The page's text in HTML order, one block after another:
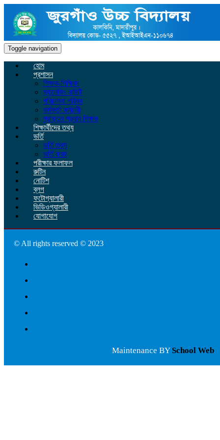
Toggle navigation
হোম
প্রশাসন
শিক্ষক-শিক্ষিকা
ম্যানেজিং কমিটি
পরিচালনা পরিষদ
কর্মকর্তা কর্মচারী
প্রাক্তন প্রধান শিক্ষক
শিক্ষার্থীদের তথ্য
ভর্তি
ভর্তি তথ্য
ভর্তি ফরম
পরীক্ষার ফলাফল
রুটিন
নোটিশ
ব্লগ
ফটোগ্যালারী
ভিডিওগ্যালারী
যোগাযোগ
© All rights reserved © 2023
Maintenance BY School Web